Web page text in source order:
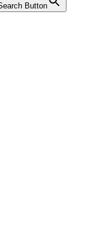
Button